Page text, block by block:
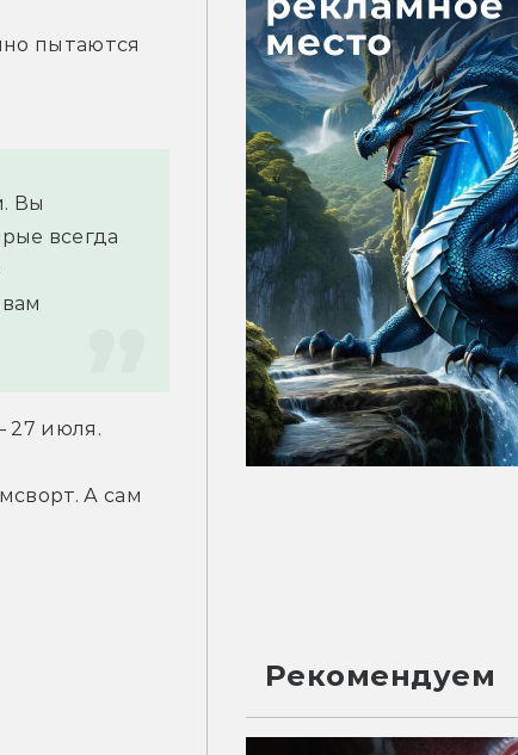
пытаются
Вы
всегда
27 июля.
А сам
Рекомендуем